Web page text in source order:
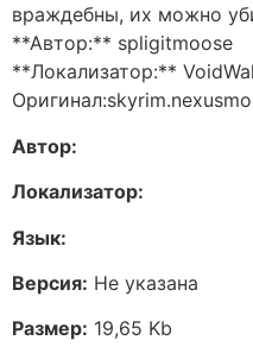
враждебны, их можно
**Автор:** spligitmoose
**Локализатор:**
Автор:
Локализатор:
Язык:
Версия: Не указана
Размер: 19,65 Kb